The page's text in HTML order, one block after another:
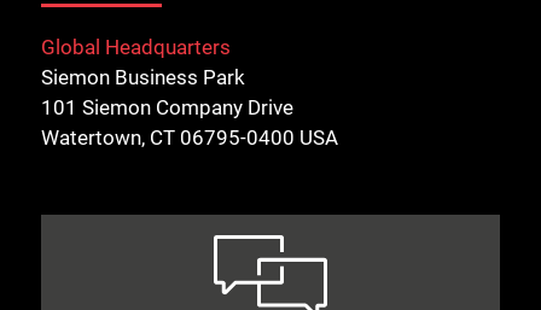
Global Headquarters
Siemon Business Park
101 Siemon Company Drive
Watertown, CT 06795-0400 USA